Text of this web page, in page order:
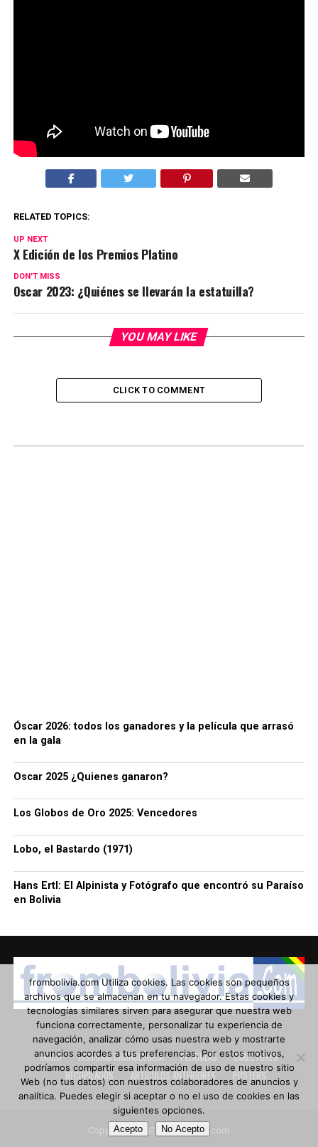
RELATED TOPICS:
UP NEXT
X Edición de los Premios Platino
DON'T MISS
Oscar 2023: ¿Quiénes se llevarán la estatuilla?
YOU MAY LIKE
CLICK TO COMMENT
Óscar 2026: todos los ganadores y la película que arrasó
en la gala
Oscar 2025 ¿Quienes ganaron?
Los Globos de Oro 2025: Vencedores
Lobo, el Bastardo (1971)
Hans Ertl: El Alpinista y Fotógrafo que encontró su Paraíso
en Bolivia
INICIO HISTORIA CRONOLÓGICA PELÍCULAS
DIRECTORES
RECOPILADOS
ARTÍCULOS ANTERIORES POSTERS
Copyright © 2024 frombolivia.com
frombolivia.com Utiliza cookies. Las cookies son pequeños
archivos que se almacenan en tu navegador. Estas cookies y
tecnologías similares sirven para asegurar que nuestra web
funciona correctamente, personalizar tu experiencia de
navegación, analizar cómo usas nuestra web y mostrarte
anuncios acordes a tus preferencias. Por estos motivos,
podríamos compartir esa información de uso de nuestro sitio
Web (no tus datos) con nuestros colaboradores de anuncios y
analítica. Puedes elegir si aceptar o no el uso de cookies en las
siguientes opciones.
Acepto No Acepto